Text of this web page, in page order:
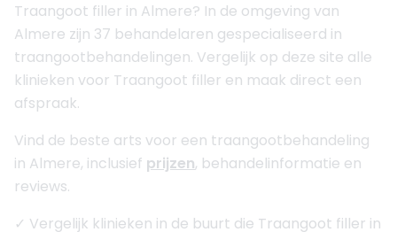
Traangoot filler in Almere? In de omgeving van
Almere zijn 37 behandelaren gespecialiseerd in
traangootbehandelingen. Vergelijk op deze site alle
klinieken voor Traangoot filler en maak direct een
afspraak.
Vind de beste arts voor een traangootbehandeling
in Almere, inclusief prijzen, behandelinformatie en
reviews.
✓ Vergelijk klinieken in de buurt die Traangoot filler in